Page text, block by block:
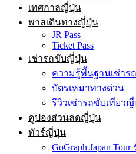
เทศกาลญี่ปุ่น
พาสเดินทางญี่ปุ่น
JR Pass
Ticket Pass
เช่ารถขับญี่ปุ่น
ความรู้พื้นฐานเช่า
บัตรเหมาทางด่วน
รีวิวเช่ารถขับเที่ยว
คูปองส่วนลดญี่ปุ่น
ทัวร์ญี่ปุ่น
GoGraph Japan